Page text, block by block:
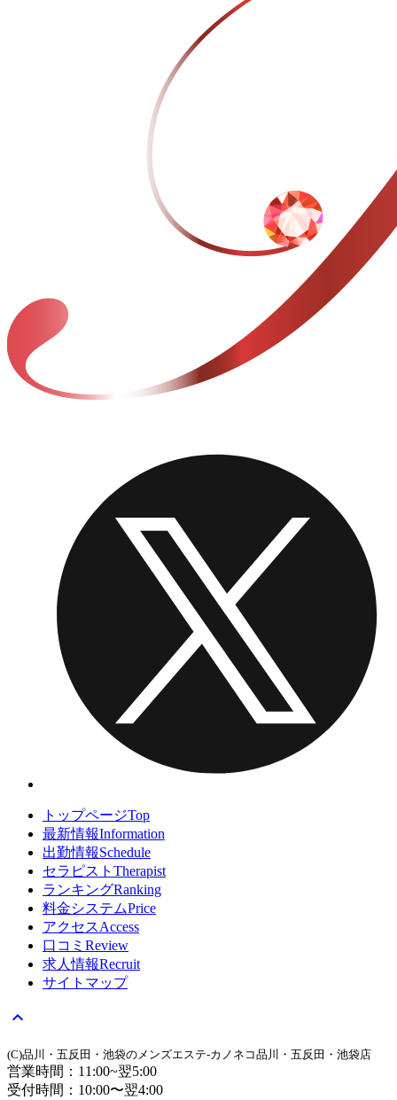
トップページTop
最新情報Information
出勤情報Schedule
セラピスト Therapist
ランキングRanking
料金システムPrice
アクセスAccess
口コミ Review
求人情報Recruit
サイトマップ
expand_less
(C)品川・五反田・池袋のメンズエステ-カノネコ品川・五反田・池袋店
営業時間：11:00~翌5:00
受付時間：10:00〜翌4:00